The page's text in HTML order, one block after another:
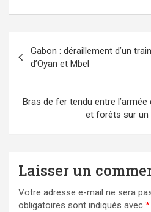
de
l’article
Gabon : déraillement d’un
d’Oyan et Mbel
Bras de fer tendu entre
et forêts sur un
Laisser un
Votre adresse e-mail ne sera
obligatoires sont indiqués avec *